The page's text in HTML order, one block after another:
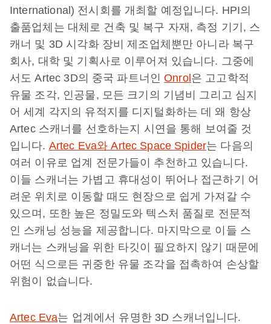
International) 전시회를 개최할 예정입니다. HPI의
출품업체는 대체로 건축 및 복구 자재, 측정 기기, 스
캐너 및 3D 시각화 장비 제조업체뿐만 아니라 복구
회사, 대학 및 기획사로 이루어져 있습니다. 그중에
서도 Artec 3D의 중국 파트너인Onrol 은 고고학적
유물 조각, 인공물, 모든 크기의 기념비 그리고 심지
어 세계 각지의 유적지를 디지털화하는 데 왜 항상
Artec 스캐너를 선호하는지 시연을 통해 보여줄 것
입니다. Artec Eva와 Artec Space Spider는 다음의
여러 이유로 업계 전문가들이 추천하고 있습니다.
이들 스캐너는 가볍고 휴대성이 뛰어나 접근하기 어
려운 위치로 이동할 때도 현장으로 쉽게 가져갈 수
있으며, 또한 높은 정밀도와 텍스처 품질로 전문적
인 스캐닝 성능을 제공합니다. 마지막으로 이들 스
캐너는 스캐닝을 위한 타깃이 필요하지 않기 때문에
어떤 식으로든 귀중한 유물 조각을 접촉하여 손상할
위험이 없습니다.
Artec Eva는 업계에서 유명한 3D 스캐너입니다.